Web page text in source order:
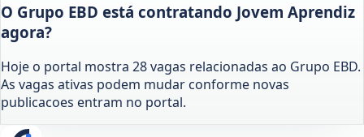
O Grupo EBD está contratando Jovem Aprendiz
agora?
Hoje o portal mostra 28 vagas relacionadas ao Grupo EBD.
As vagas ativas podem mudar conforme novas
publicacoes entram no portal.